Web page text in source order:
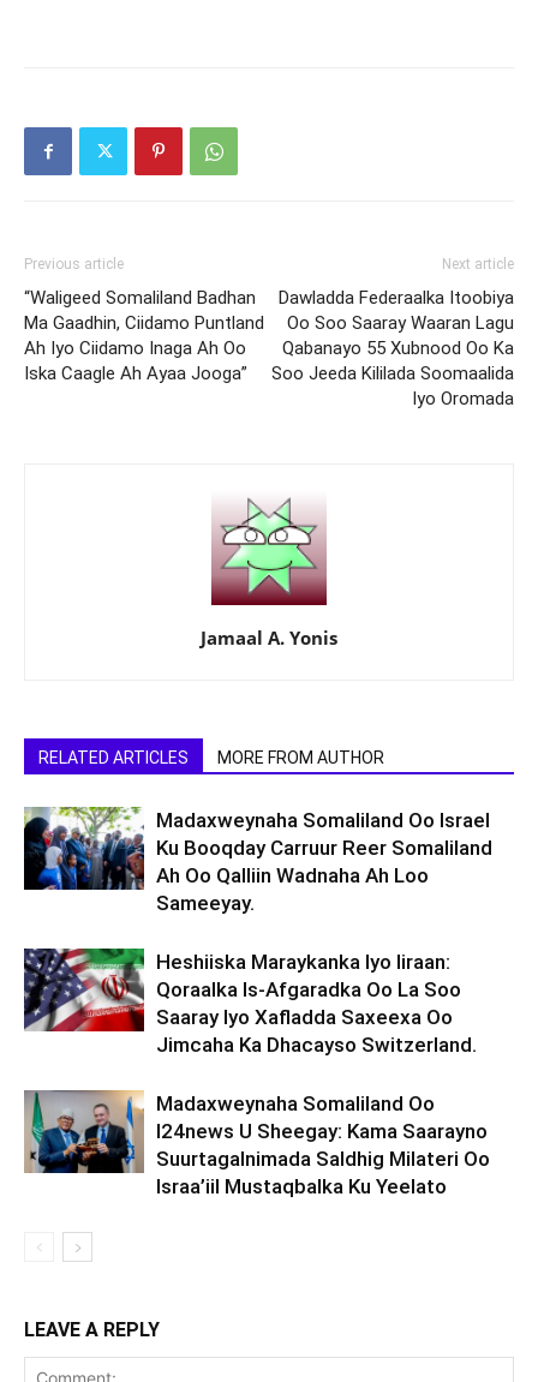
Previous article
“Waligeed Somaliland Badhan
Ma Gaadhin, Ciidamo Puntland
Ah Iyo Ciidamo Inaga Ah Oo
Iska Caagle Ah Ayaa Jooga”
Next article
Dawladda Federaalka Itoobiya
Oo Soo Saaray Waaran Lagu
Qabanayo 55 Xubnood Oo Ka
Soo Jeeda Kililada Soomaalida
Iyo Oromada
Jamaal A. Yonis
RELATED ARTICLES MORE FROM AUTHOR
Madaxweynaha Somaliland Oo Israel
Ku Booqday Carruur Reer Somaliland
Ah Oo Qalliin Wadnaha Ah Loo
Sameeyay.
Heshiiska Maraykanka Iyo Iiraan:
Qoraalka Is-Afgaradka Oo La Soo
Saaray Iyo Xafladda Saxeexa Oo
Jimcaha Ka Dhacayso Switzerland.
Madaxweynaha Somaliland Oo
I24news U Sheegay: Kama Saarayno
Suurtagalnimada Saldhig Milateri Oo
Israa’iil Mustaqbalka Ku Yeelato
LEAVE A REPLY